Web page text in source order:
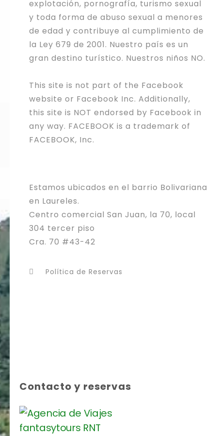
explotación, pornografía, turismo sexual
y toda forma de abuso sexual a menores
de edad y contribuye al cumplimiento de
la Ley 679 de 2001. Nuestro país es un
gran destino turístico. Nuestros niños NO.
This site is not part of the Facebook
website or Facebook Inc. Additionally,
this site is NOT endorsed by Facebook in
any way. FACEBOOK is a trademark of
FACEBOOK, Inc.
Estamos ubicados en el barrio Bolivariana
en Laureles.
Centro comercial San Juan, la 70, local
304 tercer piso
Cra. 70 #43-42
Política de Reservas
Contacto y reservas